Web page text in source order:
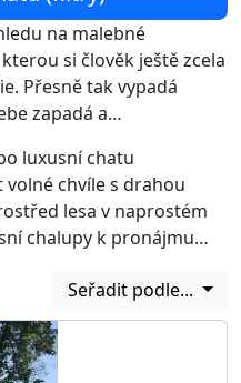
na malebné
si člověk ještě zcela
Přesně tak vypadá
zapadá a…
luxusní chatu
chvíle s drahou
lesa v naprostém
chalupy k pronájmu…
Seřadit podle...